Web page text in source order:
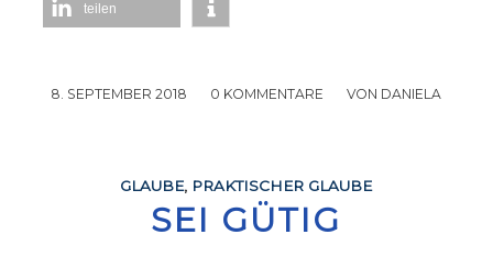
teilen
8. SEPTEMBER 2018
/ 0 KOMMENTARE
/ VON DANIELA
GLAUBE, PRAKTISCHER GLAUBE
SEI GÜTIG